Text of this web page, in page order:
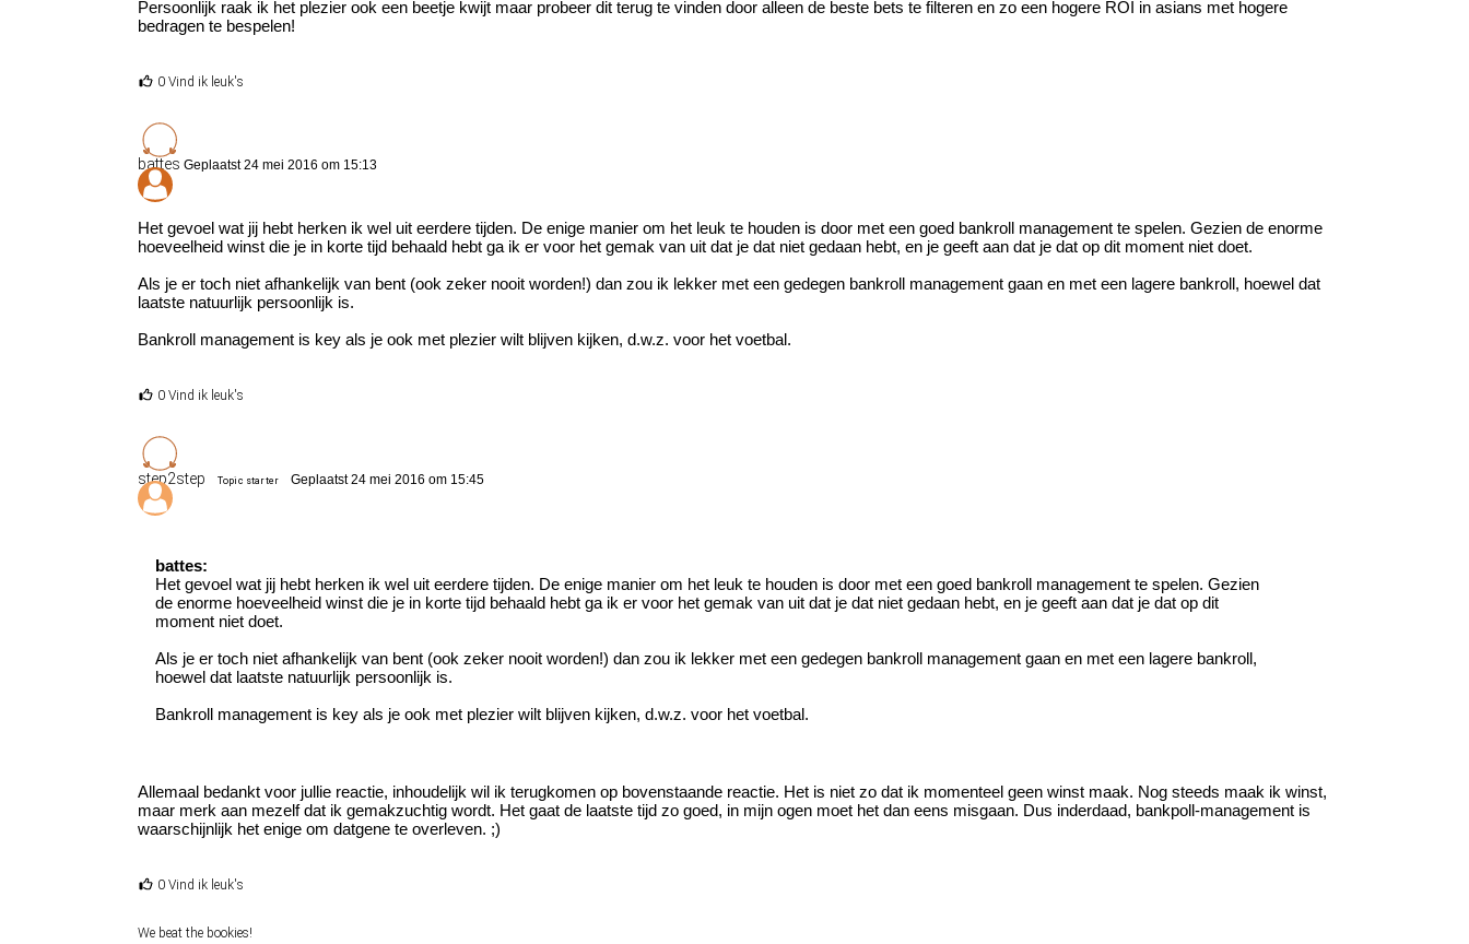
Persoonlijk raak ik het plezier ook een beetje kwijt maar probeer dit terug te vinden door alleen de beste bets te filteren en zo een hogere ROI in asians met hogere
bedragen te bespelen!
0 Vind ik leuk's
battes Geplaatst 24 mei 2016 om 15:13
Het gevoel wat jij hebt herken ik wel uit eerdere tijden. De enige manier om het leuk te houden is door met een goed bankroll management te spelen. Gezien de enorme
hoeveelheid winst die je in korte tijd behaald hebt ga ik er voor het gemak van uit dat je dat niet gedaan hebt, en je geeft aan dat je dat op dit moment niet doet.
Als je er toch niet afhankelijk van bent (ook zeker nooit worden!) dan zou ik lekker met een gedegen bankroll management gaan en met een lagere bankroll, hoewel dat
laatste natuurlijk persoonlijk is.
Bankroll management is key als je ook met plezier wilt blijven kijken, d.w.z. voor het voetbal.
0 Vind ik leuk's
step2step Topic starter Geplaatst 24 mei 2016 om 15:45
battes:
Het gevoel wat jij hebt herken ik wel uit eerdere tijden. De enige manier om het leuk te houden is door met een goed bankroll management te spelen. Gezien
de enorme hoeveelheid winst die je in korte tijd behaald hebt ga ik er voor het gemak van uit dat je dat niet gedaan hebt, en je geeft aan dat je dat op dit
moment niet doet.
Als je er toch niet afhankelijk van bent (ook zeker nooit worden!) dan zou ik lekker met een gedegen bankroll management gaan en met een lagere bankroll,
hoewel dat laatste natuurlijk persoonlijk is.
Bankroll management is key als je ook met plezier wilt blijven kijken, d.w.z. voor het voetbal.
Allemaal bedankt voor jullie reactie, inhoudelijk wil ik terugkomen op bovenstaande reactie. Het is niet zo dat ik momenteel geen winst maak. Nog steeds maak ik winst,
maar merk aan mezelf dat ik gemakzuchtig wordt. Het gaat de laatste tijd zo goed, in mijn ogen moet het dan eens misgaan. Dus inderdaad, bankpoll-management is
waarschijnlijk het enige om datgene te overleven. ;)
0 Vind ik leuk's
We beat the bookies!